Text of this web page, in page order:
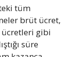
tüm
brüt ücret,
gibi
süre